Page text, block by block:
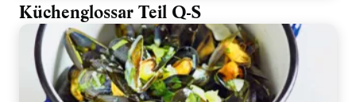
Küchenglossar Teil Q-S